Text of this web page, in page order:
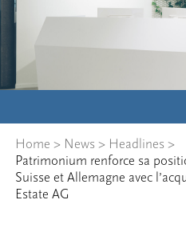
Home > News > Headlines >
Patrimonium renforce sa
Suisse et Allemagne avec
Estate AG